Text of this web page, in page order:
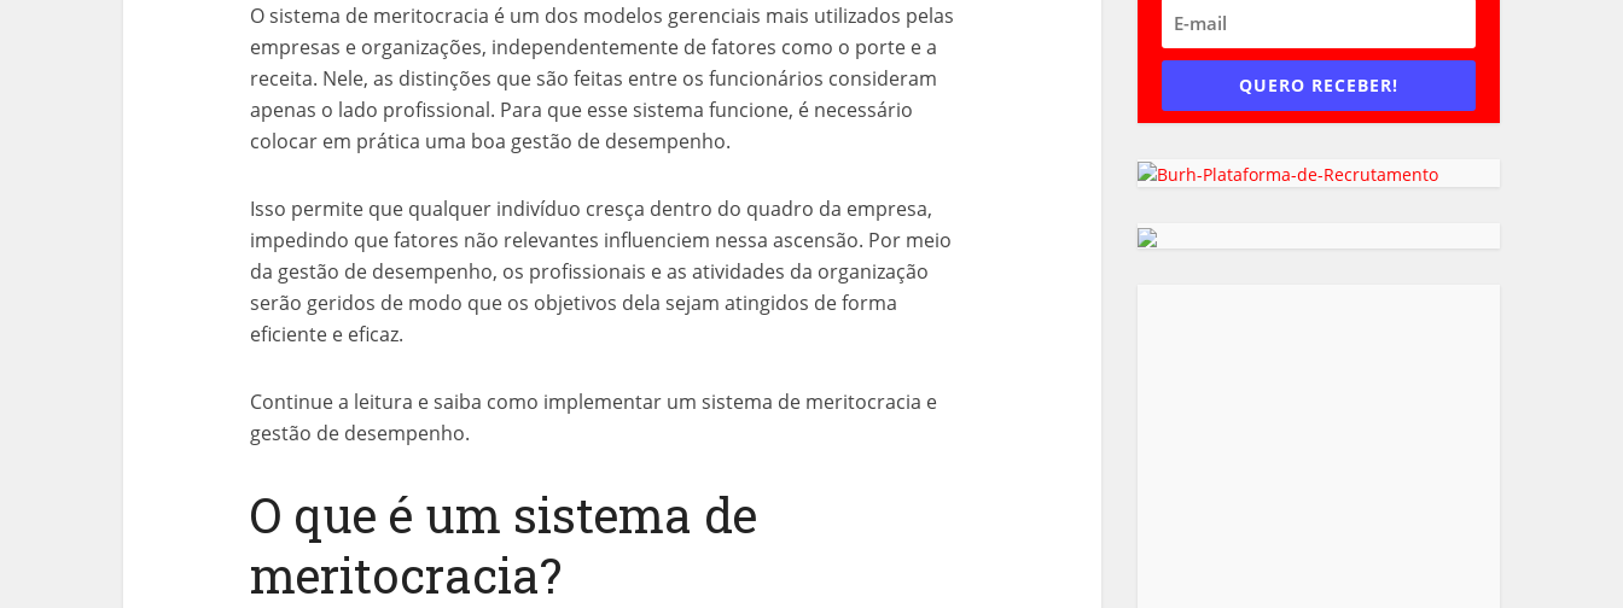
O sistema de meritocracia é um dos modelos gerenciais mais utilizados pelas
empresas e organizações, independentemente de fatores como o porte e a
receita. Nele, as distinções que são feitas entre os funcionários consideram
apenas o lado profissional. Para que esse sistema funcione, é necessário
colocar em prática uma boa gestão de desempenho.
Isso permite que qualquer indivíduo cresça dentro do quadro da empresa,
impedindo que fatores não relevantes influenciem nessa ascensão. Por meio
da gestão de desempenho, os profissionais e as atividades da organização
serão geridos de modo que os objetivos dela sejam atingidos de forma
eficiente e eficaz.
Continue a leitura e saiba como implementar um sistema de meritocracia e
gestão de desempenho.
O que é um sistema de
meritocracia?